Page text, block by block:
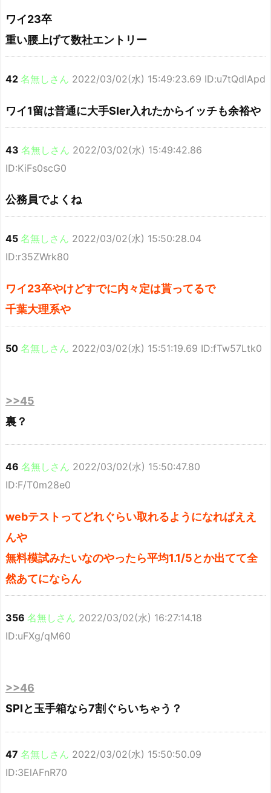
ワイ23卒
重い腰上げて数社エントリー
42 名無しさん 2022/03/02(水) 15:49:23.69 ID:u7tQdIApd
ワイ1留は普通に大手SIer入れたからイッチも余裕や
43 名無しさん 2022/03/02(水) 15:49:42.86
ID:KiFs0scG0
公務員でよくね
45 名無しさん 2022/03/02(水) 15:50:28.04
ID:r35ZWrk80
ワイ23卒やけどすでに内々定は貰ってるで
千葉大理系や
50 名無しさん 2022/03/02(水) 15:51:19.69 ID:fTw57Ltk0
>>45
裏？
46 名無しさん 2022/03/02(水) 15:50:47.80
ID:F/T0m28e0
webテストってどれぐらい取れるようになればええ
んや
無料模試みたいなのやったら平均1.1/5とか出てて全
然あてにならん
356 名無しさん 2022/03/02(水) 16:27:14.18
ID:uFXg/qM60
>>46
SPIと玉手箱なら7割ぐらいちゃう？
47 名無しさん 2022/03/02(水) 15:50:50.09
ID:3ElAFnR70